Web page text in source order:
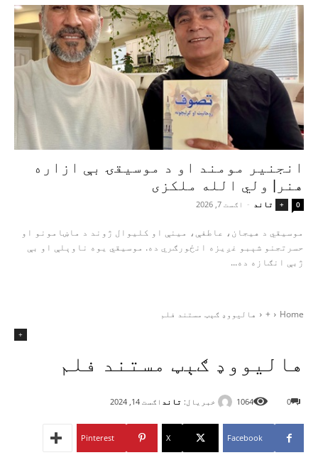
انجنیر مومند او د موسیقۍ بې‌ ازاره
هنر| ولي الله ملکزی
+ تاند - اګست 7, 2026 0
موسیقي د هیجان، عاطفې، مینې او کلیوال ژوند د ماښامونو او
حسرتجنو شېبو غږیزه انځورګري ده. موسیقي یوه ناوېلې او بې‌
ژبې انګازه ده...